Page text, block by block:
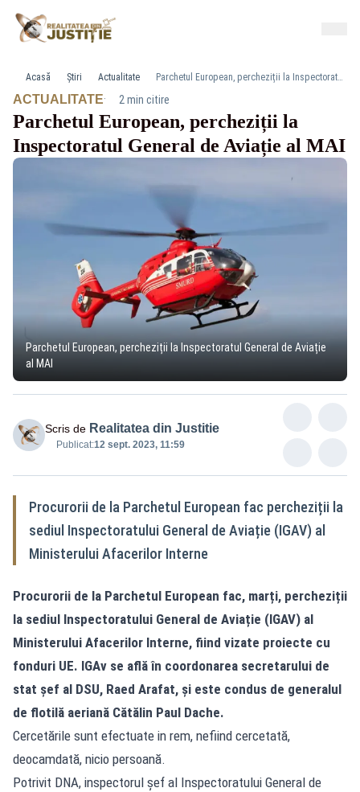
Acasă Știri Actualitate Parchetul European, percheziții la Inspectoratul General de Aviație al MAI
ACTUALITATE· 2 min citire
Parchetul European, percheziții la
Inspectoratul General de Aviație al MAI
Parchetul European, percheziții la Inspectoratul General de Aviație
al MAI
Scris de Realitatea din Justitie
Publicat:12 sept. 2023, 11:59
Procurorii de la Parchetul European fac percheziții la
sediul Inspectoratului General de Aviație (IGAV) al
Ministerului Afacerilor Interne
Procurorii de la Parchetul European fac, marți, percheziții
la sediul Inspectoratului General de Aviație (IGAV) al
Ministerului Afacerilor Interne, fiind vizate proiecte cu
fonduri UE. IGAv se află în coordonarea secretarului de
stat şef al DSU, Raed Arafat, şi este condus de generalul
de flotilă aeriană Cătălin Paul Dache.
Cercetările sunt efectuate in rem, nefiind cercetată,
deocamdată, nicio persoană.
Potrivit DNA, inspectorul șef al Inspectoratului General de